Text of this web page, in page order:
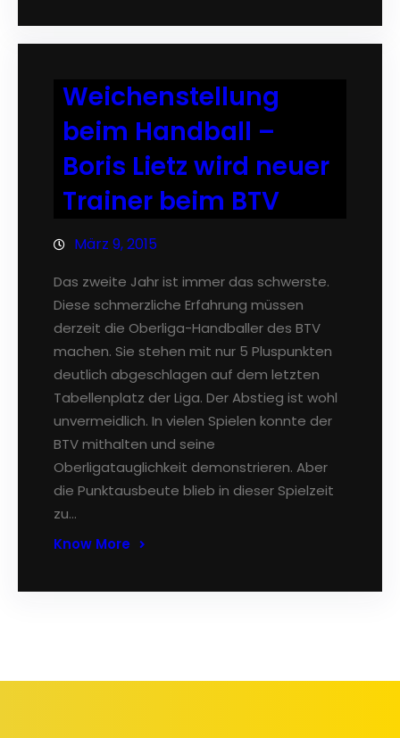
Weichenstellung
beim Handball –
Boris Lietz wird neuer
Trainer beim BTV
März 9, 2015
Das zweite Jahr ist immer das schwerste.
Diese schmerzliche Erfahrung müssen
derzeit die Oberliga-Handballer des BTV
machen. Sie stehen mit nur 5 Pluspunkten
deutlich abgeschlagen auf dem letzten
Tabellenplatz der Liga. Der Abstieg ist wohl
unvermeidlich. In vielen Spielen konnte der
BTV mithalten und seine
Oberligatauglichkeit demonstrieren. Aber
die Punktausbeute blieb in dieser Spielzeit
zu…
Know More